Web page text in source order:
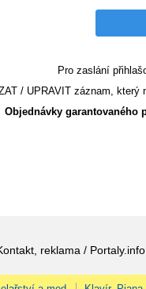
Pro zaslání
/ UPRAVIT záznam,
Objednávky garantovaného
reklama / Portaly.info